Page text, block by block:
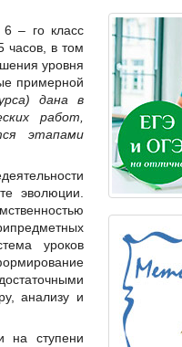
– го класс
часов, в том
уровня
примерной
дана в
работ,
этапами
эволюции.
уроков
анализу и
на ступени